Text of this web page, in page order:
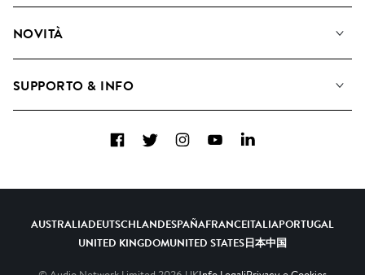
Come utilizziamo l'intelligenza artificiale
NOVITÀ
SUPPORTO & INFO
FacebookTwitterInstagramYouTubeLinkedIn
AUSTRALIADEUTSCHLANDESPAÑAFRANCEITALIAPORTUGAL
UNITED KINGDOMUNITED STATES日本中国